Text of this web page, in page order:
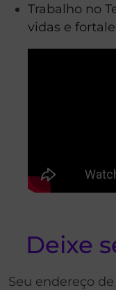
Trabalho no
vidas e
Deixe
Seu endereço